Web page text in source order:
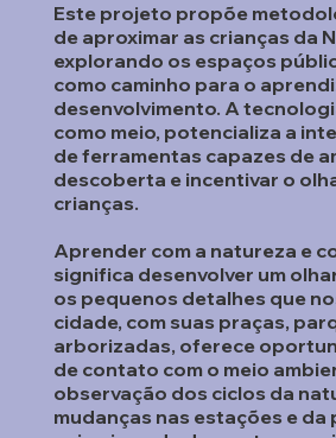
Este projeto propõe
de aproximar as crianças da
explorando os espaços
como caminho para o
desenvolvimento. A
como meio, potencializa a
de ferramentas capazes de
descoberta e incentivar o
crianças.
Aprender com a natureza e
significa desenvolver um
os pequenos detalhes que
cidade, com suas praças,
arborizadas, oferece
de contato com o meio
observação dos ciclos da
mudanças nas estações e da